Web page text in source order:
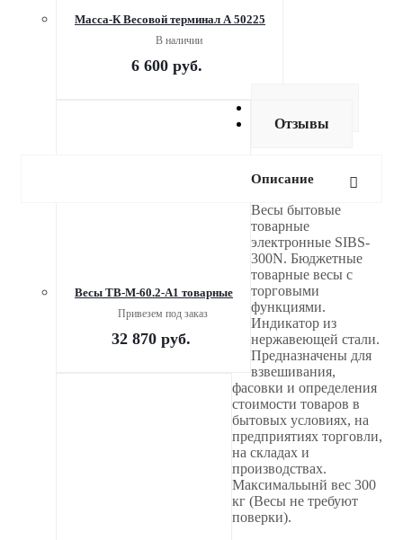
Масса-К Весовой терминал А 50225
В наличии
6 600 руб.
Весы TB-M-60.2-А1 товарные
Привезем под заказ
32 870руб.
Отзывы
Описание
Весы бытовые
товарные
электронные SIBS-
300N. Бюджетные
товарные весы с
торговыми
функциями.
Индикатор из
нержавеющей стали.
Предназначены для
взвешивания,
фасовки и определения
стоимости товаров в
бытовых условиях, на
предприятиях торговли,
на складах и
производствах.
Максимальынй вес 300
кг (Весы не требуют
поверки).